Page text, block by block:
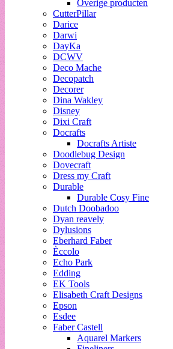
Overige producten
CutterPillar
Darice
Darwi
DayKa
DCWV
Deco Mache
Decopatch
Decorer
Dina Wakley
Disney
Dixi Craft
Docrafts
Docrafts Artiste
Doodlebug Design
Dovecraft
Dress my Craft
Durable
Durable Cosy Fine
Dutch Doobadoo
Dyan reavely
Dylusions
Eberhard Faber
Èccolo
Echo Park
Edding
EK Tools
Elisabeth Craft Designs
Epson
Esdee
Faber Castell
Aquarel Markers